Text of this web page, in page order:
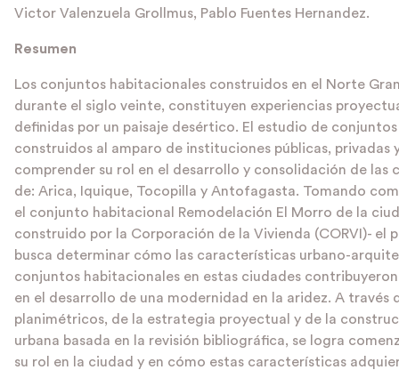
Victor Valenzuela Grollmus, Pablo Fuentes Hernandez.
Resumen
Los conjuntos habitacionales construidos en el Norte
durante el siglo veinte, constituyen experiencias
definidas por un paisaje desértico. El estudio de
construidos al amparo de instituciones públicas, privadas
comprender su rol en el desarrollo y consolidación de las
de: Arica, Iquique, Tocopilla y Antofagasta. Tomando
el conjunto habitacional Remodelación El Morro de la
construido por la Corporación de la Vivienda (CORVI)- el
busca determinar cómo las características urbano-
conjuntos habitacionales en estas ciudades
en el desarrollo de una modernidad en la aridez. A través
planimétricos, de la estrategia proyectual y de la
urbana basada en la revisión bibliográfica, se logra
su rol en la ciudad y en cómo estas características